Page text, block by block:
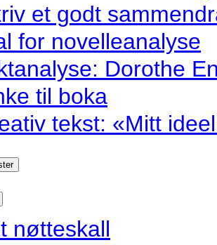
et godt
for novelleanalyse
Dorothe
til boka
tekst: «Mitt
nøtteskall